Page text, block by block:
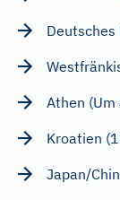
Athen (Um
Kroatien
Japan/